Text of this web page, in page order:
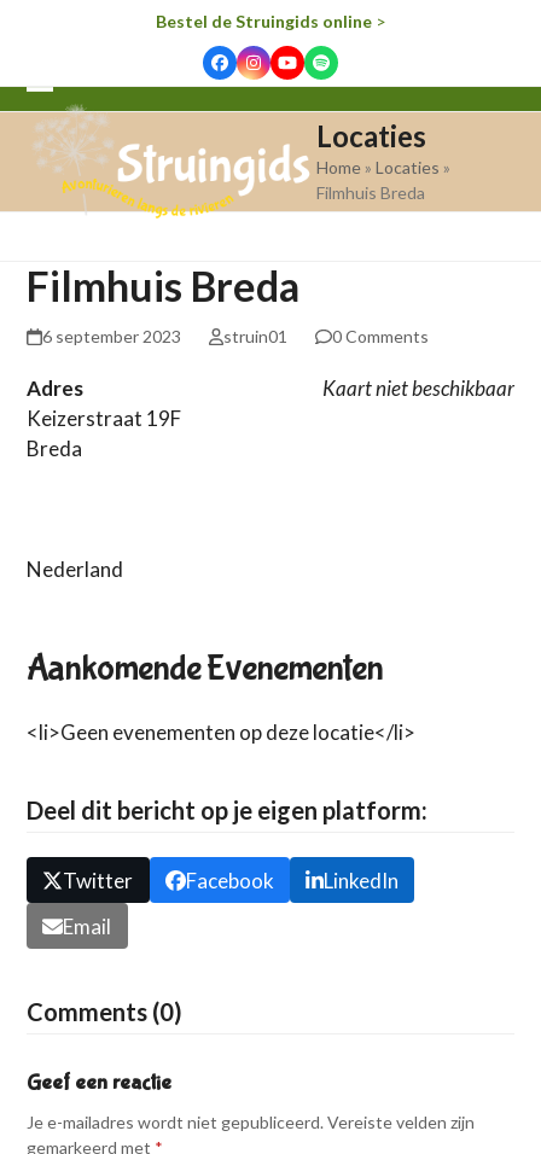
Bestel de Struingids online>
FacebookInstagram
YouTube
Spotify
Open
mobile
menu
Close
mobile
menu
Locaties
Home »Locaties »
Filmhuis Breda
Filmhuis Breda
6 september 2023 struin01 0 Comments
Kaart niet beschikbaar
Adres
Keizerstraat 19F
Breda
Nederland
Aankomende Evenementen
<li>Geen evenementen op deze locatie</li>
Deel dit bericht op je eigen platform:
Twitter Facebook
LinkedIn
Email
Comments (0)
Geef een reactie
Je e-mailadres wordt niet gepubliceerd. Vereiste velden zijn
gemarkeerd met *